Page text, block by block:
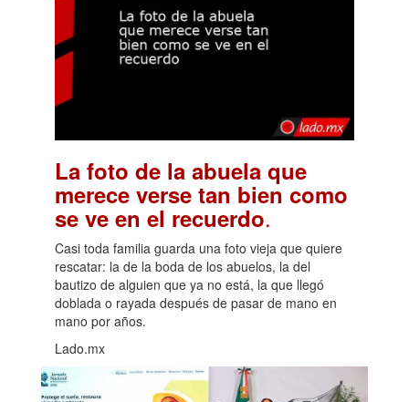
La foto de la abuela que
merece verse tan bien como
se ve en el recuerdo.
Casi toda familia guarda una foto vieja que quiere
rescatar: la de la boda de los abuelos, la del
bautizo de alguien que ya no está, la que llegó
doblada o rayada después de pasar de mano en
mano por años.
Lado.mx